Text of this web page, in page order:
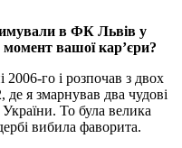
в ФК Львів у
вашої кар’єри?
го і розпочав з двох
я змарнував два чудові
То була велика
вибила фаворита.